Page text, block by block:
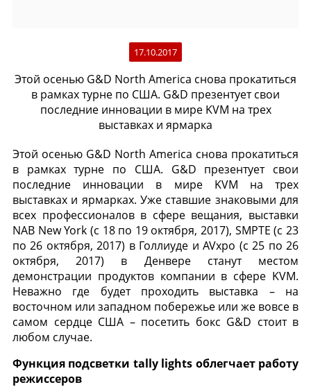
17.10.2017
Этой осенью G&D North America снова прокатиться
в рамках турне по США. G&D презентует свои
последние инновации в мире KVM на трех
выставках и ярмарка
Этой осенью G&D North America снова прокатиться
в рамках турне по США. G&D презентует свои
последние инновации в мире KVM на трех
выставках и ярмарках. Уже ставшие знаковыми для
всех профессионалов в сфере вещания, выставки
NAB New York (с 18 по 19 октября, 2017), SMPTE (с 23
по 26 октября, 2017) в Голлиуде и AVxpo (с 25 по 26
октября, 2017) в Денвере станут местом
демонстрации продуктов компании в сфере KVM.
Неважно где будет проходить выставка – на
восточном или западном побережье или же вовсе в
самом сердце США – посетить бокс G&D стоит в
любом случае.
Функция подсветки tally lights облегчает работу
режиссеров